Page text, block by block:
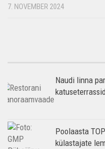
7. NOVEMBER 2024
Naudi linna
Poolaasta
külastajate